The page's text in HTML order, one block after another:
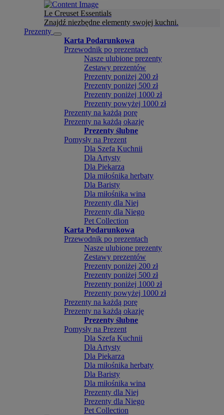
Le Creuset Essentials
Znajdź niezbędne elementy swojej kuchni.
Prezenty
Karta Podarunkowa
Przewodnik po prezentach
Nasze ulubione prezenty
Zestawy prezentów
Prezenty poniżej 200 zł
Prezenty poniżej 500 zł
Prezenty poniżej 1000 zł
Prezenty powyżej 1000 zł
Prezenty na każdą porę
Prezenty na każdą okazję
Prezenty ślubne
Pomysły na Prezent
Dla Szefa Kuchnii
Dla Artysty
Dla Piekarza
Dla miłośnika herbaty
Dla Baristy
Dla miłośnika wina
Prezenty dla Niej
Prezenty dla Niego
Pet Collection
Karta Podarunkowa
Przewodnik po prezentach
Nasze ulubione prezenty
Zestawy prezentów
Prezenty poniżej 200 zł
Prezenty poniżej 500 zł
Prezenty poniżej 1000 zł
Prezenty powyżej 1000 zł
Prezenty na każdą porę
Prezenty na każdą okazję
Prezenty ślubne
Pomysły na Prezent
Dla Szefa Kuchnii
Dla Artysty
Dla Piekarza
Dla miłośnika herbaty
Dla Baristy
Dla miłośnika wina
Prezenty dla Niej
Prezenty dla Niego
Pet Collection